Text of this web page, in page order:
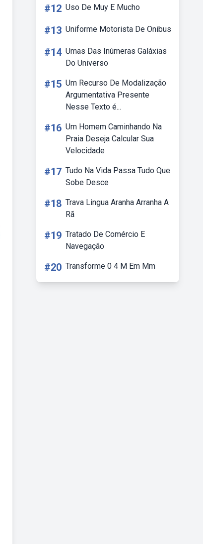
#12 Uso De Muy E Mucho
#13 Uniforme Motorista De Onibus
#14 Umas Das Inúmeras Galáxias
Do Universo
#15 Um Recurso De Modalização
Argumentativa Presente
Nesse Texto é...
#16 Um Homem Caminhando Na
Praia Deseja Calcular Sua
Velocidade
#17 Tudo Na Vida Passa Tudo Que
Sobe Desce
#18 Trava Lingua Aranha Arranha A
Rã
#19 Tratado De Comércio E
Navegação
#20 Transforme 0 4 M Em Mm